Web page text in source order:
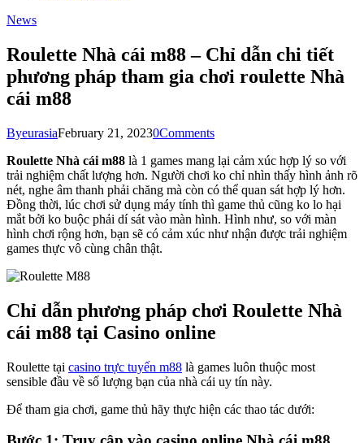
News
Roulette Nhà cái m88 – Chỉ dẫn chi tiết
phương pháp tham gia chơi roulette Nhà
cái m88
ByeurasiaFebruary 21, 20230Comments
Roulette Nhà cái m88 là 1 games mang lại cảm xúc hợp lý so với
trải nghiệm chất lượng hơn. Người chơi ko chỉ nhìn thấy hình ảnh rõ
nét, nghe âm thanh phải chăng mà còn có thể quan sát hợp lý hơn.
Đồng thời, lúc chơi sử dụng máy tính thì game thủ cũng ko lo hại
mắt bởi ko buộc phải dí sát vào màn hình. Hình như, so với màn
hình chơi rộng hơn, bạn sẽ có cảm xúc như nhận được trải nghiệm
games thực vô cùng chân thật.
Chỉ dẫn phương pháp chơi Roulette Nhà
cái m88 tại Casino online
Roulette tại casino trực tuyến m88 là games luôn thuộc most
sensible đầu về số lượng bạn của nhà cái uy tín này.
Để tham gia chơi, game thủ hãy thực hiện các thao tác dưới: